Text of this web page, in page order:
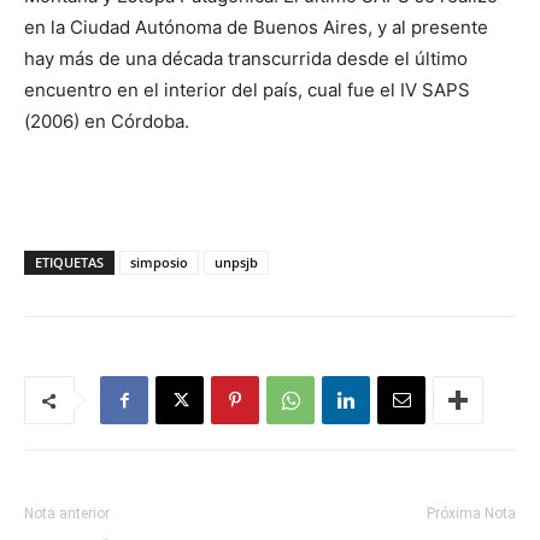
en la Ciudad Autónoma de Buenos Aires, y al presente
hay más de una década transcurrida desde el último
encuentro en el interior del país, cual fue el IV SAPS
(2006) en Córdoba.
ETIQUETAS simposio unpsjb
Nota anterior Próxima Nota